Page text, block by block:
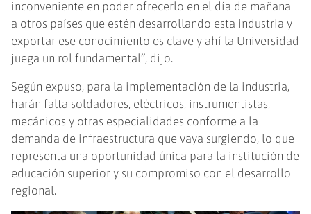
inconveniente en poder ofrecerlo en el día de mañana
a otros países que estén desarrollando esta industria y
exportar ese conocimiento es clave y ahí la Universidad
juega un rol fundamental”, dijo.
Según expuso, para la implementación de la industria,
harán falta soldadores, eléctricos, instrumentistas,
mecánicos y otras especialidades conforme a la
demanda de infraestructura que vaya surgiendo, lo que
representa una oportunidad única para la institución de
educación superior y su compromiso con el desarrollo
regional.